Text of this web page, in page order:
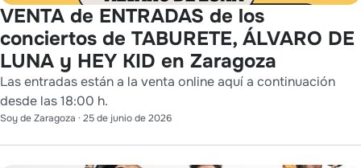
VENTA de ENTRADAS de los
conciertos de TABURETE, ÁLVARO DE
LUNA y HEY KID en Zaragoza
Las entradas están a la venta online aquí a continuación
desde las 18:00 h.
Soy de Zaragoza · 25 de junio de 2026